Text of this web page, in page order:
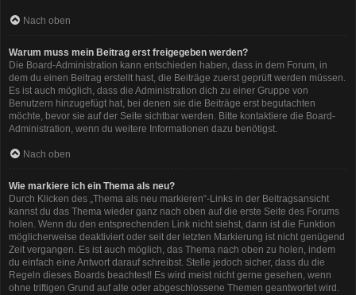
Nach oben
Warum muss mein Beitrag erst freigegeben werden?
Die Board-Administration kann entschieden haben, dass in dem Forum, in
dem du einen Beitrag erstellt hast, die Beiträge zuerst geprüft werden müssen.
Es ist auch möglich, dass die Administration dich zu einer Gruppe von
Benutzern hinzugefügt hat, bei denen sie die Beiträge erst begutachten
möchte, bevor sie auf der Seite sichtbar werden. Bitte kontaktiere die Board-
Administration, wenn du weitere Informationen dazu benötigst.
Nach oben
Wie markiere ich ein Thema als neu?
Durch Klicken des „Thema als neu markieren“-Links in der Beitragsansicht
kannst du das Thema wieder ganz nach oben auf die erste Seite des Forums
holen. Wenn du den entsprechenden Link nicht siehst, dann ist die Funktion
möglicherweise deaktiviert oder seit der letzten Markierung ist nicht genügend
Zeit vergangen. Es ist auch möglich, das Thema nach oben zu holen, indem
du einfach eine Antwort darauf schreibst. Stelle jedoch sicher, dass du die
Regeln dieses Boards beachtest! Es wird meist nicht gerne gesehen, wenn
ohne triftigen Grund auf alte oder abgeschlossene Themen geantwortet wird.